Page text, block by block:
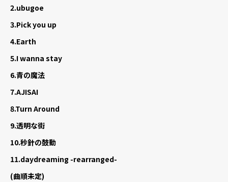
2.ubugoe
3.Pick you up
4.Earth
5.I wanna stay
6.青の魔法
7.AJISAI
8.Turn Around
9.透明な街
10.秒針の鼓動
11.daydreaming -rearranged-
(曲順未定)